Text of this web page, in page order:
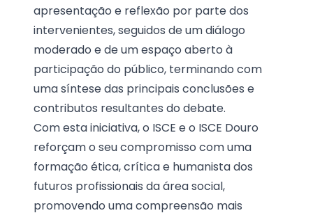
apresentação e reflexão por parte dos
intervenientes, seguidos de um diálogo
moderado e de um espaço aberto à
participação do público, terminando com
uma síntese das principais conclusões e
contributos resultantes do debate.
Com esta iniciativa, o ISCE e o ISCE Douro
reforçam o seu compromisso com uma
formação ética, crítica e humanista dos
futuros profissionais da área social,
promovendo uma compreensão mais